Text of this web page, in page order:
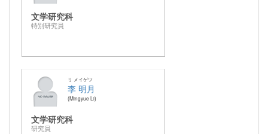
文学研究科
特別研究員
リ メイゲツ
李 明月
Mingyue Li
文学研究科
研究員